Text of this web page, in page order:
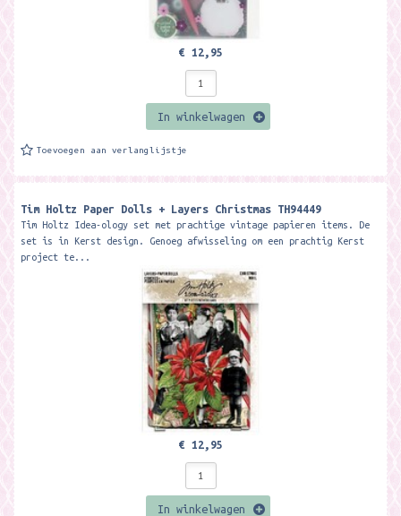
€ 12,95
In winkelwagen
Toevoegen aan verlanglijstje
Tim Holtz Paper Dolls + Layers Christmas TH94449
Tim Holtz Idea-ology set met prachtige vintage papieren items. De
set is in Kerst design. Genoeg afwisseling om een prachtig Kerst
project te...
€ 12,95
In winkelwagen